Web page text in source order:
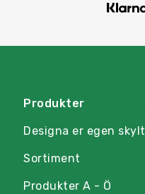
Produkter
Designa er egen skylt
Sortiment
Produkter A - Ö